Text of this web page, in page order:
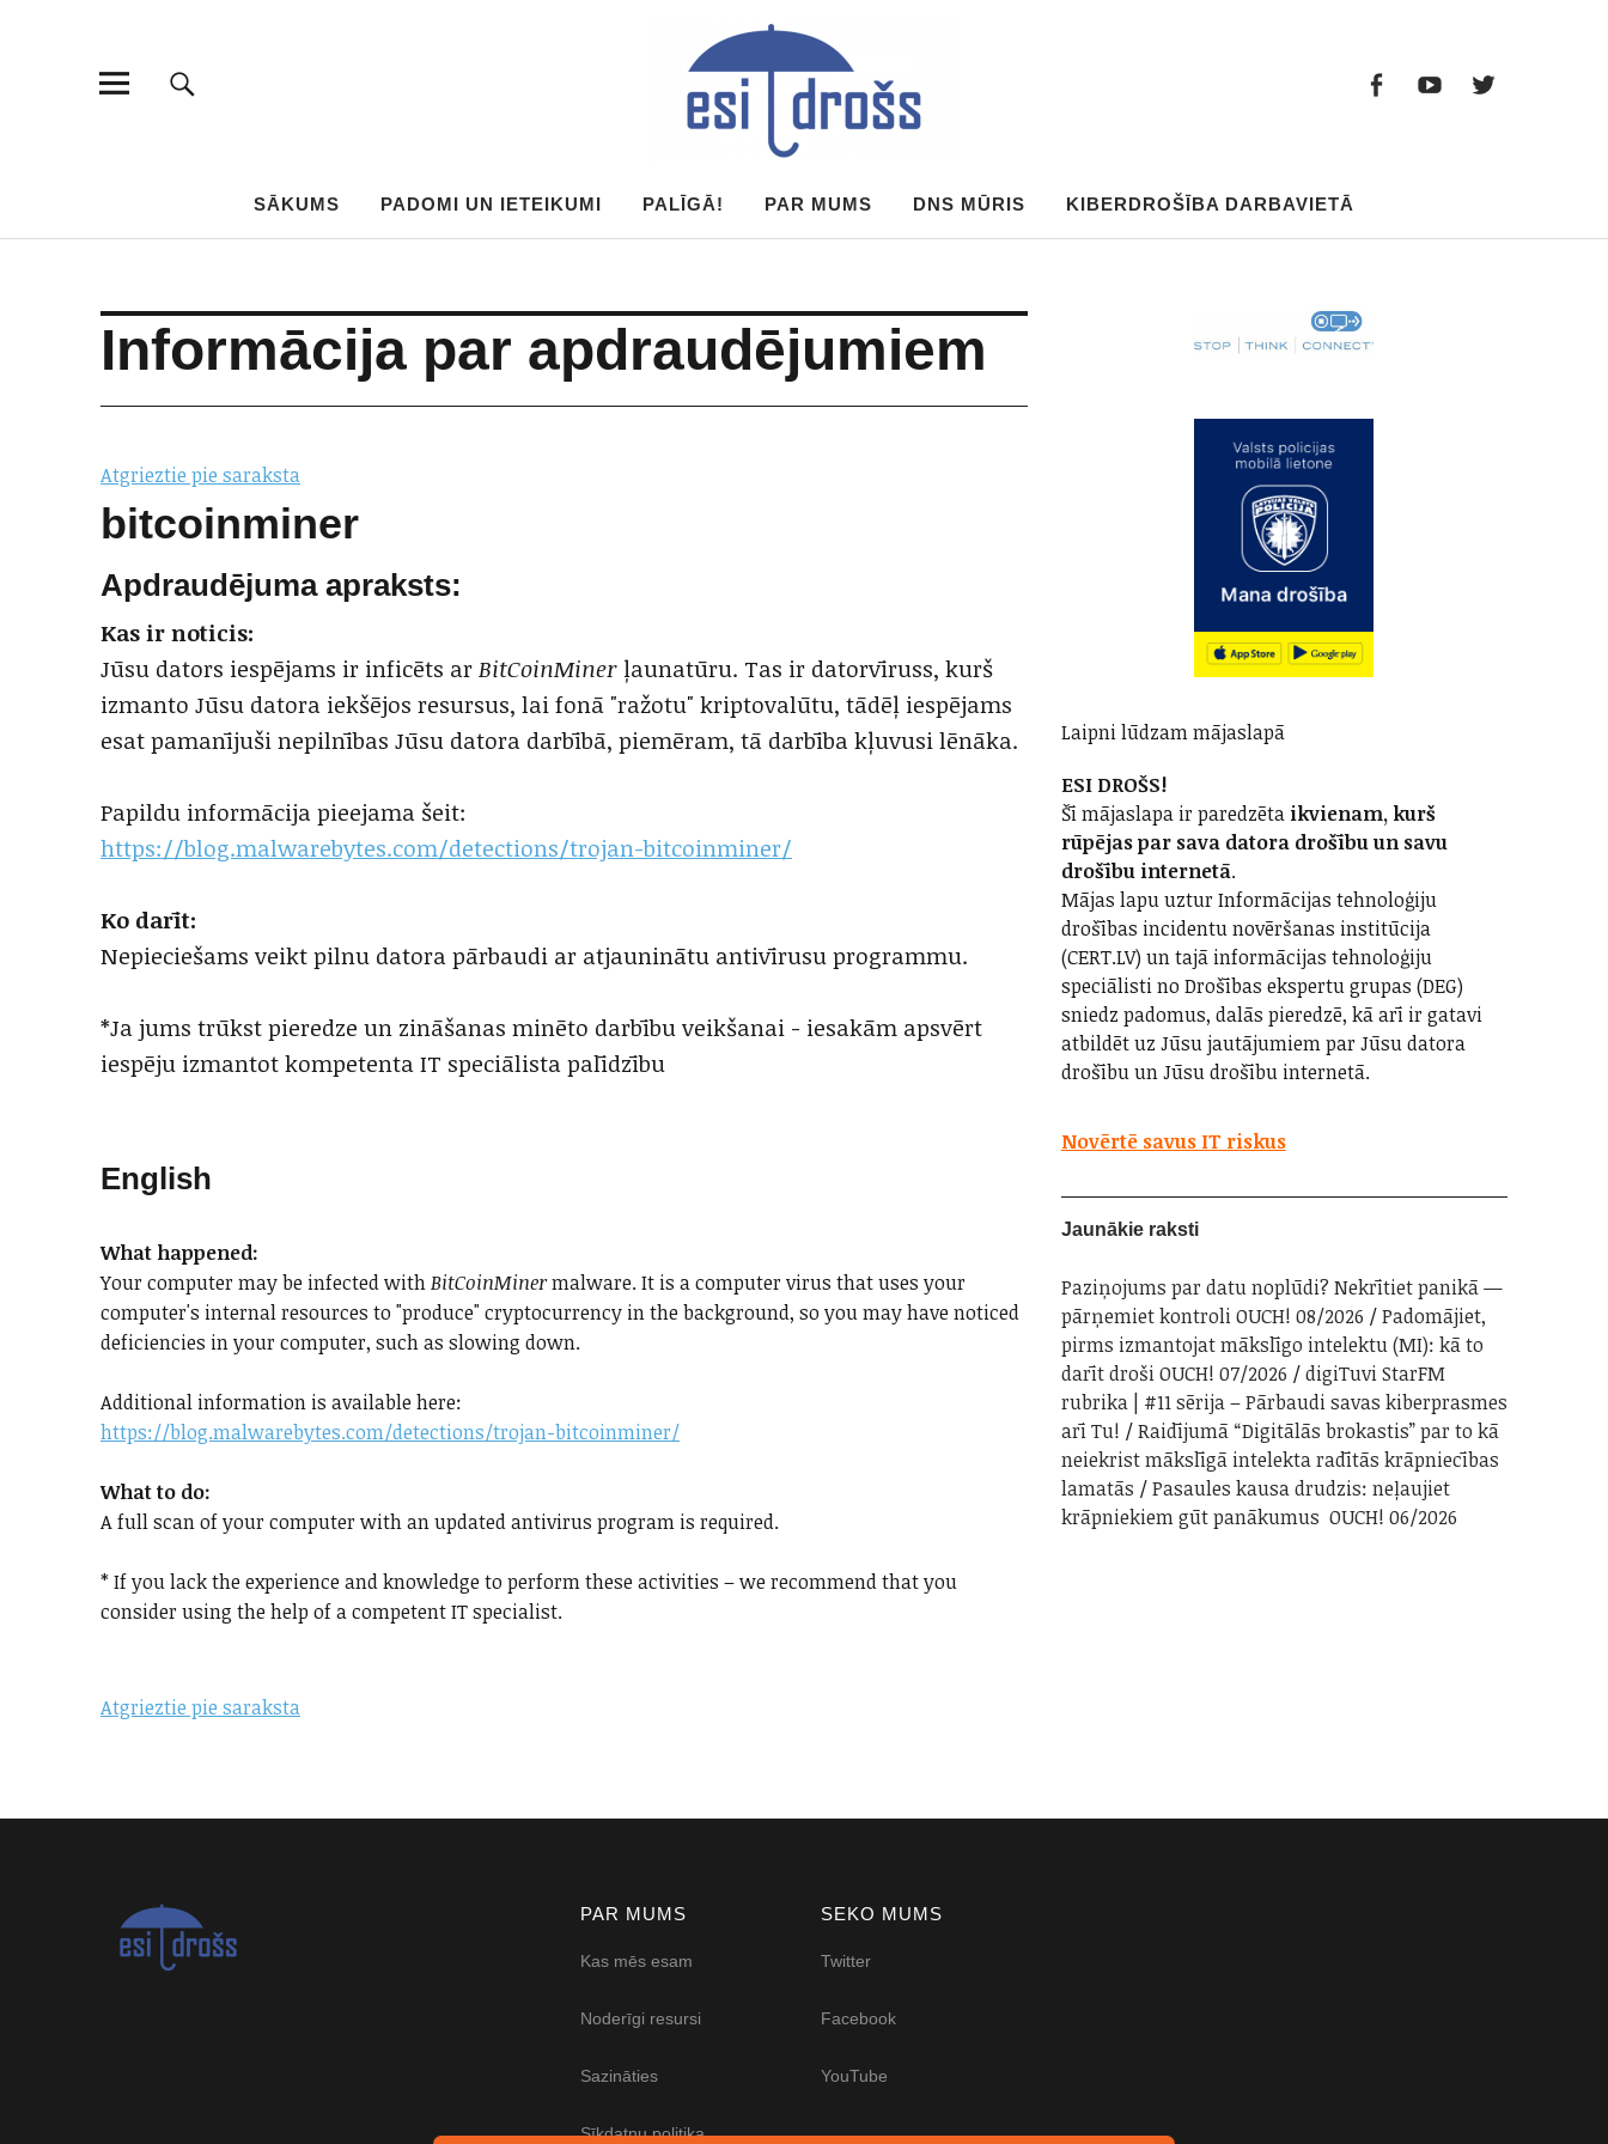
SĀKUMS PADOMI UN IETEIKUMI PALĪGĀ! PAR MUMS DNS MŪRIS KIBERDROŠĪBA DARBAVIETĀ
Informācija par apdraudējumiem
Atgrieztie pie saraksta
bitcoinminer
Apdraudējuma apraksts:
Kas ir noticis:
Jūsu dators iespējams ir inficēts arBitCoinMiner ļaunatūru. Tas ir datorvīruss, kurš
izmanto Jūsu datora iekšējos resursus, lai fonā "ražotu" kriptovalūtu, tādēļ iespējams
esat pamanījuši nepilnības Jūsu datora darbībā, piemēram, tā darbība kļuvusi lēnāka.
Papildu informācija pieejama šeit:
https://blog.malwarebytes.com/detections/trojan-bitcoinminer/
Ko darīt:
Nepieciešams veikt pilnu datora pārbaudi ar atjauninātu antivīrusu programmu.
*Ja jums trūkst pieredze un zināšanas minēto darbību veikšanai - iesakām apsvērt
iespēju izmantot kompetenta IT speciālista palīdzību
English
What happened:
Your computer may be infected withBitCoinMinermalware. It is a computer virus that uses your
computer's internal resources to "produce" cryptocurrency in the background, so you may have noticed
deficiencies in your computer, such as slowing down.
Additional information is available here:
https://blog.malwarebytes.com/detections/trojan-bitcoinminer/
What to do:
A full scan of your computer with an updated antivirus program is required.
* If you lack the experience and knowledge to perform these activities – we recommend that you
consider using the help of a competent IT specialist.
Atgrieztie pie saraksta
Laipni lūdzam mājaslapā
ESI DROŠS!
Šī mājaslapa ir paredzēta ikvienam, kurš
rūpējas par sava datora drošību un savu
drošību internetā.
Mājas lapu uztur Informācijas tehnoloģiju
drošības incidentu novēršanas institūcija
(CERT.LV) un tajā informācijas tehnoloģiju
speciālisti no Drošības ekspertu grupas (DEG)
sniedz padomus, dalās pieredzē, kā arī ir gatavi
atbildēt uz Jūsu jautājumiem par Jūsu datora
drošību un Jūsu drošību internetā.
Novērtē savus IT riskus
Jaunākie raksti
Paziņojums par datu noplūdi? Nekrītiet panikā —
pārņemiet kontroli OUCH! 08/2026
Padomājiet,
pirms izmantojat mākslīgo intelektu (MI): kā to
darīt droši OUCH! 07/2026
digiTuvi StarFM
rubrika | #11 sērija – Pārbaudi savas kiberprasmes
arī Tu!
Raidījumā “Digitālās brokastis” par to kā
neiekrist mākslīgā intelekta radītās krāpniecības
lamatās
Pasaules kausa drudzis: neļaujiet
krāpniekiem gūt panākumus OUCH! 06/2026
PAR MUMS
Kas mēs esam
Noderīgi resursi
Sazināties
Sīkdatņu politika
SEKO MUMS
Twitter
Facebook
YouTube